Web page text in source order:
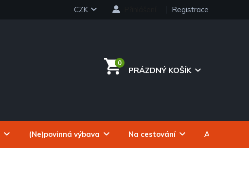
CZK Registrace
PRÁZDNÝ KOŠÍK
(Ne)povinná výbava Na cestování